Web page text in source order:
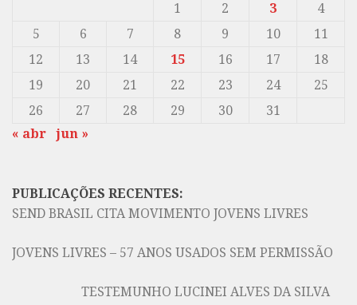
1
2 3
4
5
6 7 8 9 10
11
12
13 14 15 16 17
18
19
20 21 22 23 24
25
26
27 28 29 30
31
« abr
jun »
PUBLICAÇÕES RECENTES:
SEND BRASIL CITA MOVIMENTO JOVENS LIVRES
JOVENS LIVRES – 57 ANOS USADOS SEM PERMISSÃO
TESTEMUNHO LUCINEI ALVES DA SILVA